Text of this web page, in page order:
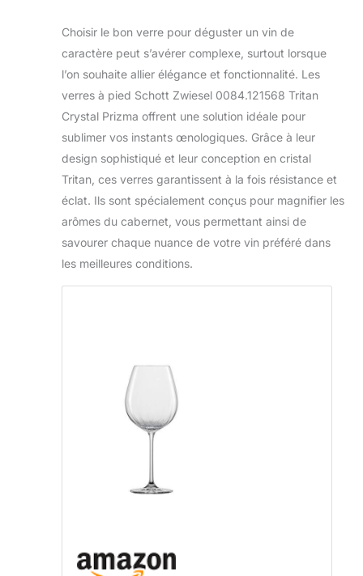
Choisir le bon verre pour déguster un vin de
caractère peut s’avérer complexe, surtout lorsque
l’on souhaite allier élégance et fonctionnalité. Les
verres à pied Schott Zwiesel 0084.121568 Tritan
Crystal Prizma offrent une solution idéale pour
sublimer vos instants œnologiques. Grâce à leur
design sophistiqué et leur conception en cristal
Tritan, ces verres garantissent à la fois résistance et
éclat. Ils sont spécialement conçus pour magnifier les
arômes du cabernet, vous permettant ainsi de
savourer chaque nuance de votre vin préféré dans
les meilleures conditions.